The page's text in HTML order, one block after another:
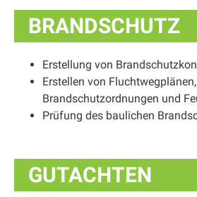
BRANDSCHUTZ
Erstellung von
Erstellen von Fluchtwegplänen,
Brandschutzordnungen und
Prüfung des baulichen
GUTACHTEN